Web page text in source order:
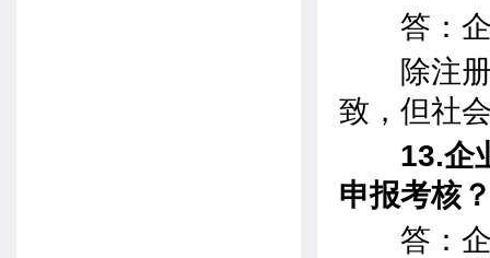
答：企
除注册
致，但社
13.企业
申报考核
答：企